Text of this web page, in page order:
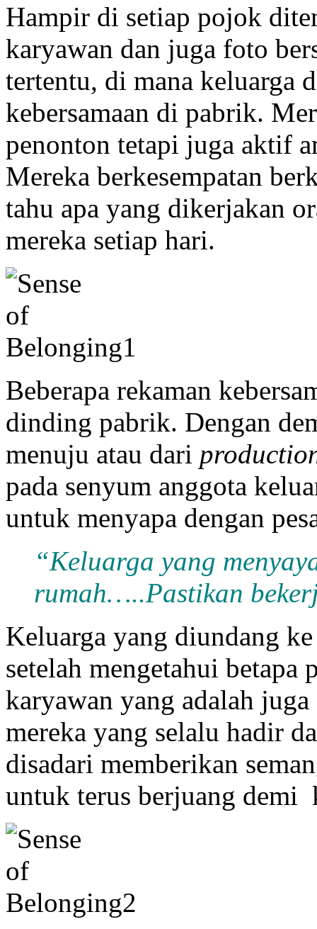
Hampir di setiap pojok
karyawan dan juga foto
tertentu, di mana keluarga
kebersamaan di pabrik.
penonton tetapi juga aktif
Mereka berkesempatan
tahu apa yang dikerjakan
mereka setiap hari.
Beberapa rekaman
dinding pabrik. Dengan
menuju atau dari
pada senyum anggota
untuk menyapa dengan
“Keluarga yang
rumah…..Pastikan
Keluarga yang diundang
setelah mengetahui
karyawan yang adalah
mereka yang selalu hadir
disadari memberikan
untuk terus berjuang demi